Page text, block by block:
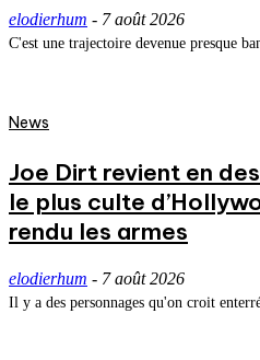
elodierhum - 7 août 2026
C'est une trajectoire devenue presque
News
Joe Dirt revient en
le plus culte
rendu les armes
elodierhum - 7 août 2026
Il y a des personnages qu'on croit